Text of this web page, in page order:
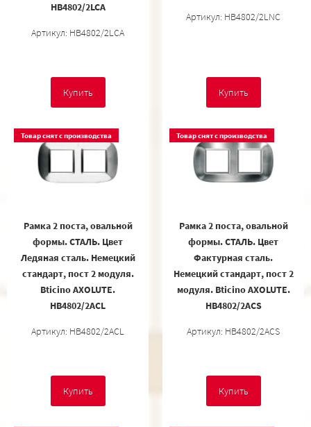
HB4802/2LCA
Артикул: HB4802/2LCA
Купить
Артикул: HB4802/2LNC
Купить
Товар снят с производства
Рамка 2 поста, овальной
формы. СТАЛЬ. Цвет
Ледяная сталь. Немецкий
стандарт, пост 2 модуля.
Bticino AXOLUTE.
HB4802/2ACL
Артикул: HB4802/2ACL
Купить
Товар снят с производства
Рамка 2 поста, овальной
формы. СТАЛЬ. Цвет
Фактурная сталь.
Немецкий стандарт, пост 2
модуля. Bticino AXOLUTE.
HB4802/2ACS
Артикул: HB4802/2ACS
Купить